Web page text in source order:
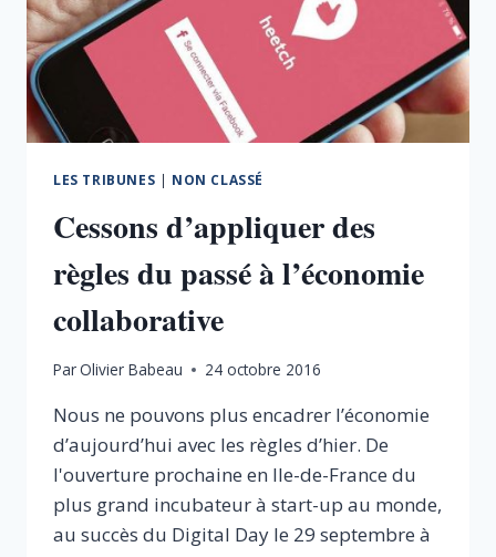
LES TRIBUNES | NON CLASSÉ
Cessons d’appliquer des
règles du passé à l’économie
collaborative
ParOlivier Babeau 24 octobre 2016
Nous ne pouvons plus encadrer l’économie
d’aujourd’hui avec les règles d’hier. De
l'ouverture prochaine en Ile-de-France du
plus grand incubateur à start-up au monde,
au succès du Digital Day le 29 septembre à